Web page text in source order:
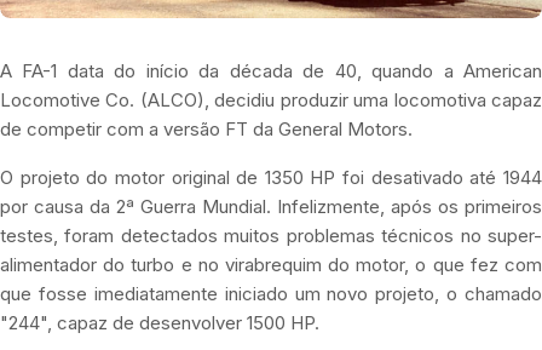
A FA-1 data do início da década de 40, quando a American
Locomotive Co. (ALCO), decidiu produzir uma locomotiva capaz
de competir com a versão FT da General Motors.
O projeto do motor original de 1350 HP foi desativado até 1944
por causa da 2ª Guerra Mundial. Infelizmente, após os primeiros
testes, foram detectados muitos problemas técnicos no super-
alimentador do turbo e no virabrequim do motor, o que fez com
que fosse imediatamente iniciado um novo projeto, o chamado
"244", capaz de desenvolver 1500 HP.